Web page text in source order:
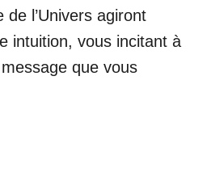
l’Univers agiront
intuition, vous incitant à
que vous